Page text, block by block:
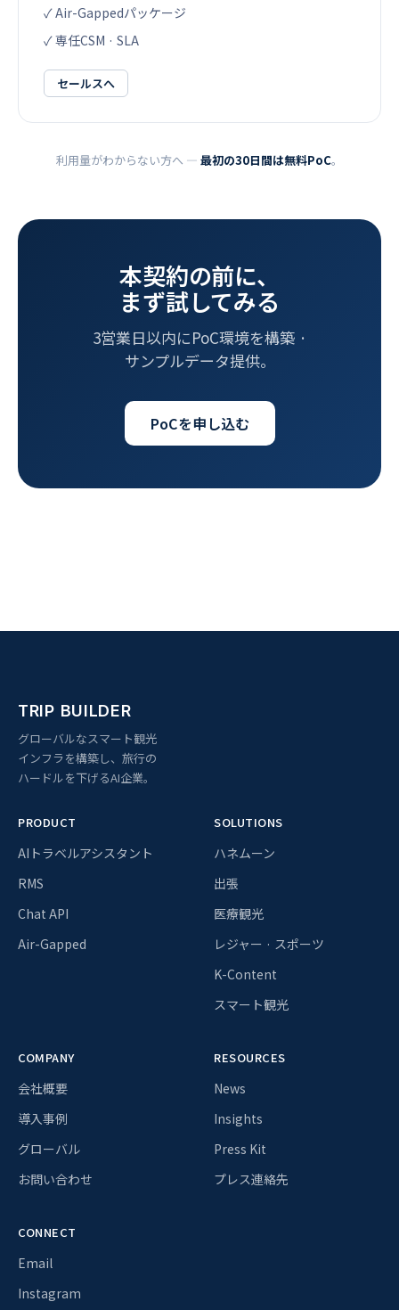
✓ Air-Gappedパッケージ
✓ 専任CSM · SLA
セールスへ
利用量がわからない方へ ― 最初の30日間は無料PoC。
本契約の前に、
まず試してみる
3営業日以内にPoC環境を構築 ·
サンプルデータ提供。
PoCを申し込む
TRIP BUILDER
グローバルなスマート観光
インフラを構築し、旅行の
ハードルを下げるAI企業。
PRODUCT
AIトラベルアシスタント
RMS
Chat API
Air-Gapped
SOLUTIONS
ハネムーン
出張
医療観光
レジャー · スポーツ
K-Content
スマート観光
COMPANY
会社概要
導入事例
グローバル
お問い合わせ
RESOURCES
News
Insights
Press Kit
プレス連絡先
CONNECT
Email
Instagram